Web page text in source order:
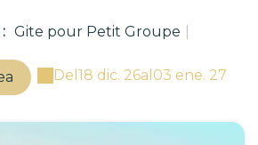
Gite pour Petit Groupe
Del 18 dic. 26al 03 ene. 27